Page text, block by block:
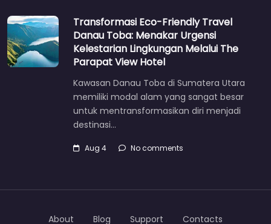
Transformasi Eco-Friendly Travel
Danau Toba: Menakar Urgensi
Kelestarian Lingkungan Melalui The
Parapat View Hotel
Kawasan Danau Toba di Sumatera Utara
memiliki modal alam yang sangat besar
untuk mentransformasikan diri menjadi
destinasi…
Aug 4 No comments
About Blog Support Contacts